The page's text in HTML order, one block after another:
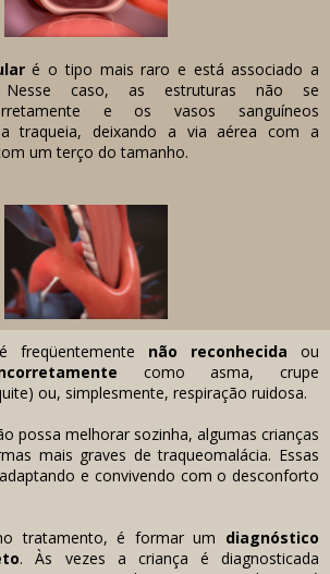
é o tipo mais raro e está associado a
Nesse caso, as estruturas não se
e os vasos sanguíneos
traqueia, deixando a via aérea com a
um terço do tamanho.
freqüentemente não reconhecida ou
como asma, crupe
ou, simplesmente, respiração ruidosa.
possa melhorar sozinha, algumas crianças
mais graves de traqueomalácia. Essas
e convivendo com o desconforto
tratamento, é formar um diagnóstico
. Às vezes a criança é diagnosticada